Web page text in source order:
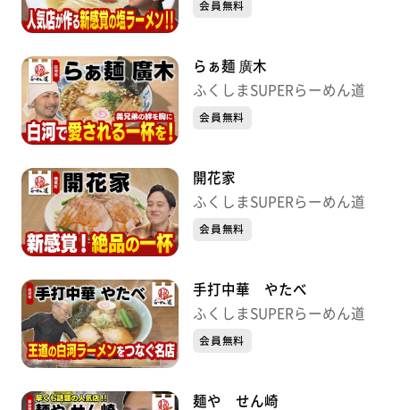
会員無料
らぁ麺 廣木
ふくしまSUPERらーめん道
会員無料
開花家
ふくしまSUPERらーめん道
会員無料
手打中華 やたべ
ふくしまSUPERらーめん道
会員無料
麺や せん崎